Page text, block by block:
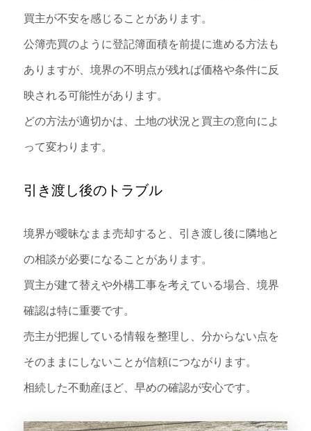
買主が不安を感じることがあります。
公簿売買のように登記簿面積を前提に進める方法も
ありますが、境界の不明点が残れば価格や条件に反
映される可能性があります。
どの方法が適切かは、土地の状況と買主の意向によ
って変わります。
引き渡し後のトラブル
境界が曖昧なまま売却すると、引き渡し後に隣地と
の相談が必要になることがあります。
買主が建て替えや外構工事を考えている場合、境界
確認は特に重要です。
売主が把握している情報を整理し、分からない点を
そのままにしないことが信頼につながります。
相続した不動産ほど、早めの確認が安心です。